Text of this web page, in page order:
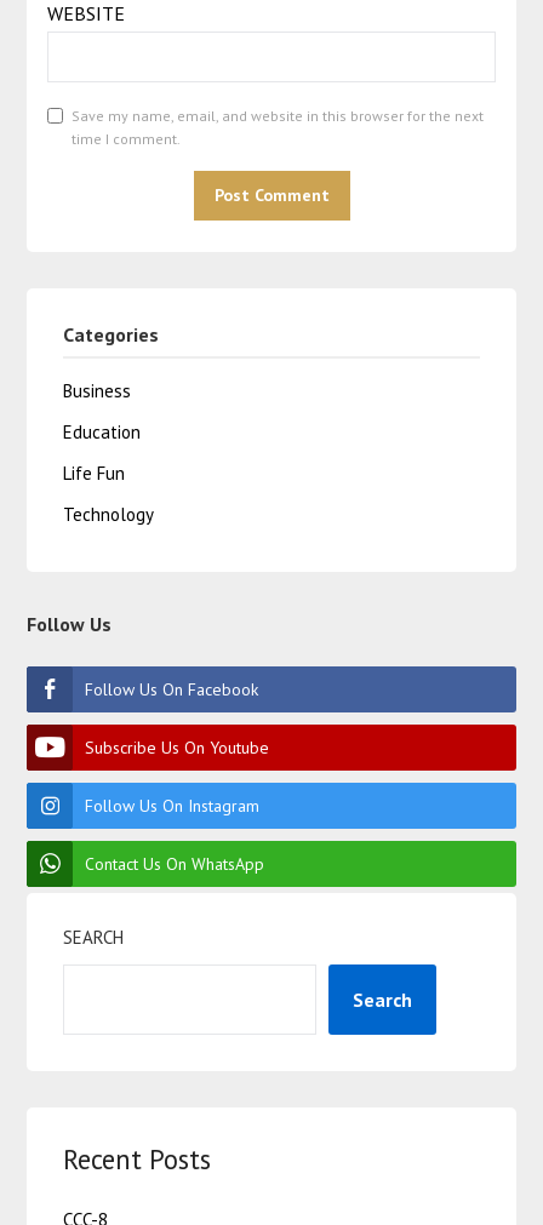
WEBSITE
Save my name, email, and website in this browser for the next
time I comment.
Categories
Business
Education
Life Fun
Technology
Follow Us
Follow Us On Facebook
Subscribe Us On Youtube
Follow Us On Instagram
Contact Us On WhatsApp
SEARCH
Search
Recent Posts
CCC-8